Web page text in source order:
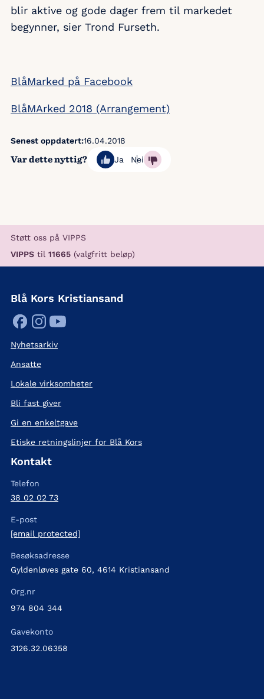
blir aktive og gode dager frem til markedet
begynner, sier Trond Furseth.
BlåMarked på Facebook
BlåMArked 2018 (Arrangement)
Var dette nyttig? Ja Nei
Senest oppdatert:16.04.2018
Støtt oss på VIPPS
VIPPS til 11665 (valgfritt beløp)
Blå Kors Kristiansand
Nyhetsarkiv
Ansatte
Lokale virksomheter
Bli fast giver
Gi en enkeltgave
Etiske retningslinjer for Blå Kors
Kontakt
Telefon
38 02 02 73
E-post
[email protected]
Besøksadresse
Gyldenløves gate 60, 4614 Kristiansand
Org.nr
974 804 344
Gavekonto
3126.32.06358